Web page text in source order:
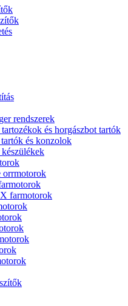
rendszerek
és horgászbot tartók
és konzolok
farmotorok